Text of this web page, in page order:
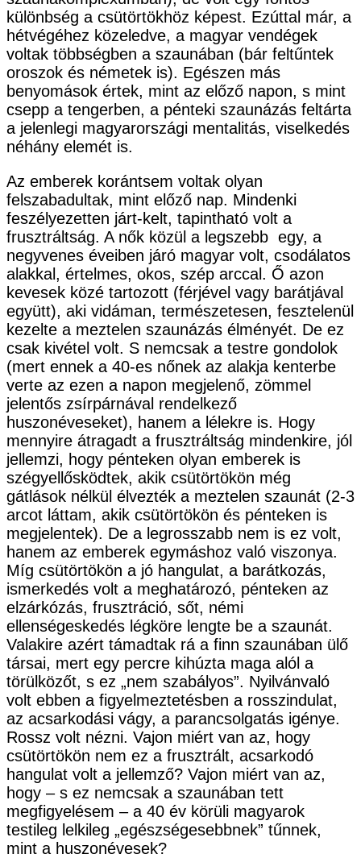
különbség a csütörtökhöz képest. Ezúttal már, a
hétvégéhez közeledve, a magyar vendégek
voltak többségben a szaunában (bár feltűntek
oroszok és németek is). Egészen más
benyomások értek, mint az előző napon, s mint
csepp a tengerben, a pénteki szaunázás feltárta
a jelenlegi magyarországi mentalitás, viselkedés
néhány elemét is.
Az emberek korántsem voltak olyan
felszabadultak, mint előző nap. Mindenki
feszélyezetten járt-kelt, tapintható volt a
frusztráltság. A nők közül a legszebb egy, a
negyvenes éveiben járó magyar volt, csodálatos
alakkal, értelmes, okos, szép arccal. Ő azon
kevesek közé tartozott (férjével vagy barátjával
együtt), aki vidáman, természetesen, fesztelenül
kezelte a meztelen szaunázás élményét. De ez
csak kivétel volt. S nemcsak a testre gondolok
(mert ennek a 40-es nőnek az alakja kenterbe
verte az ezen a napon megjelenő, zömmel
jelentős zsírpárnával rendelkező
huszonéveseket), hanem a lélekre is. Hogy
mennyire átragadt a frusztráltság mindenkire, jól
jellemzi, hogy pénteken olyan emberek is
szégyellősködtek, akik csütörtökön még
gátlások nélkül élvezték a meztelen szaunát (2-3
arcot láttam, akik csütörtökön és pénteken is
megjelentek). De a legrosszabb nem is ez volt,
hanem az emberek egymáshoz való viszonya.
Míg csütörtökön a jó hangulat, a barátkozás,
ismerkedés volt a meghatározó, pénteken az
elzárkózás, frusztráció, sőt, némi
ellenségeskedés légköre lengte be a szaunát.
Valakire azért támadtak rá a finn szaunában ülő
társai, mert egy percre kihúzta maga alól a
törülközőt, s ez „nem szabályos”. Nyilvánvaló
volt ebben a figyelmeztetésben a rosszindulat,
az acsarkodási vágy, a parancsolgatás igénye.
Rossz volt nézni. Vajon miért van az, hogy
csütörtökön nem ez a frusztrált, acsarkodó
hangulat volt a jellemző? Vajon miért van az,
hogy – s ez nemcsak a szaunában tett
megfigyelésem – a 40 év körüli magyarok
testileg lelkileg „egészségesebbnek” tűnnek,
mint a huszonévesek?